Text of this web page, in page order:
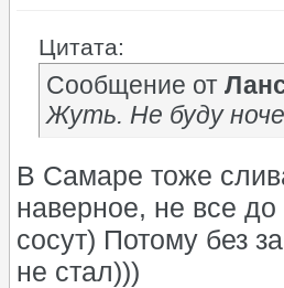
Цитата:
Сообщение от
Жуть. Не буду
В Самаре тоже
наверное, не все
сосут) Потому без
не стал)))